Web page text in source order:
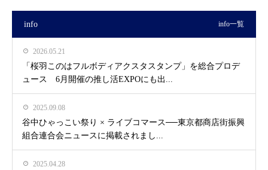
info info一覧
2026.05.21
「桜羽このはフルボディアクスタスタンプ」を総合プロデ
ュース 6月開催の推し活EXPOにも出...
2025.09.08
谷中ひゃっこい祭り × ライブコマース──東京都商店街振興
組合連合会ニュースに掲載されまし...
2025.04.28